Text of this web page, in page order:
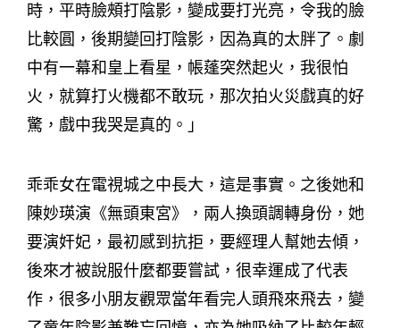
時，平時臉頰打陰影，變成要打光亮，令我的臉
比較圓，後期變回打陰影，因為真的太胖了。劇
中有一幕和皇上看星，帳蓬突然起火，我很怕
火，就算打火機都不敢玩，那次拍火災戲真的好
驚，戲中我哭是真的。」
乖乖女在電視城之中長大，這是事實。之後她和
陳妙瑛演《無頭東宮》，兩人換頭調轉身份，她
要演奸妃，最初感到抗拒，要經理人幫她去傾，
後來才被說服什麼都要嘗試，很幸運成了代表
作，很多小朋友觀眾當年看完人頭飛來飛去，變